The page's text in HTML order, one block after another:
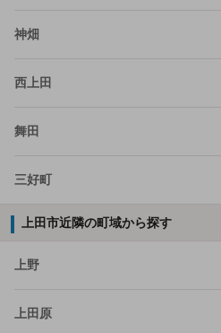
神畑
西上田
舞田
三好町
上田市近隣の町域から探す
上野
上田原